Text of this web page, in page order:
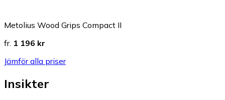
Metolius Wood Grips Compact II
fr. 1 196 kr
Jämför alla priser
Insikter